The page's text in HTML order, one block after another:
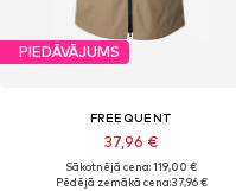
PIEDĀVĀJUMS
FREEQUENT
37,96 €
Sākotnējā cena: 119,00 €
Pēdējā zemākā cena:37,96 €